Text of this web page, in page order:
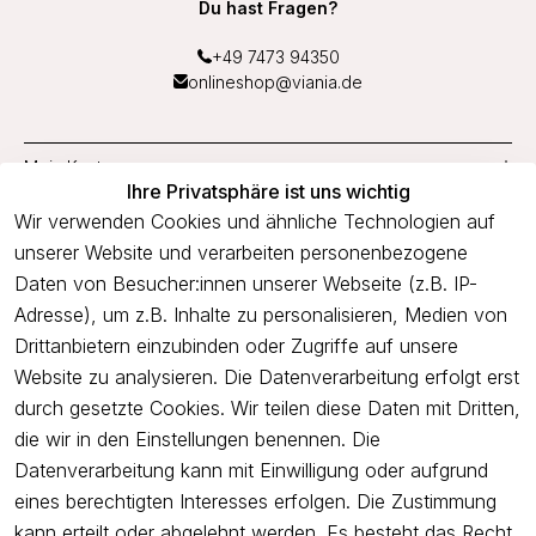
Ihre Privatsphäre ist uns wichtig
Wir verwenden Cookies und ähnliche Technologien auf
unserer Website und verarbeiten personenbezogene
Daten von Besucher:innen unserer Webseite (z.B. IP-
Adresse), um z.B. Inhalte zu personalisieren, Medien von
Drittanbietern einzubinden oder Zugriffe auf unsere
Website zu analysieren. Die Datenverarbeitung erfolgt erst
durch gesetzte Cookies. Wir teilen diese Daten mit Dritten,
die wir in den Einstellungen benennen. Die
Datenverarbeitung kann mit Einwilligung oder aufgrund
eines berechtigten Interesses erfolgen. Die Zustimmung
Du hast Fragen?
+49 7473 94350
onlineshop@viania.de
Mein Konto
Service
Unternehmen
Newsletter
Freue dich über 5€ Rabatt bei deiner nächsten Bestellung und
profitiere von Angeboten.
Newsletter abonnieren